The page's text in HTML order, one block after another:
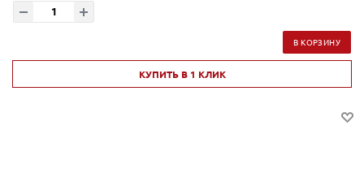
В КОРЗИНУ
КУПИТЬ В 1 КЛИК